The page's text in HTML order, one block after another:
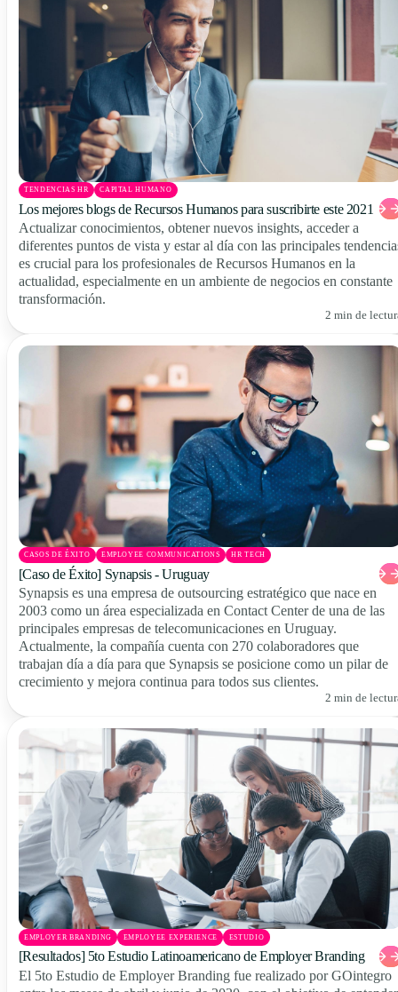
TENDENCIAS HR CAPITAL HUMANO
Los mejores blogs de Recursos Humanos para suscribirte este 2021
Actualizar conocimientos, obtener nuevos insights, acceder a
diferentes puntos de vista y estar al día con las principales
es crucial para los profesionales de Recursos Humanos en la
actualidad, especialmente en un ambiente de negocios en constante
transformación.
2 min de
CASOS DE ÉXITO EMPLOYEE COMMUNICATIONS HR TECH
[Caso de Éxito] Synapsis - Uruguay
Synapsis es una empresa de outsourcing estratégico que nace en
2003 como un área especializada en Contact Center de una de las
principales empresas de telecomunicaciones en Uruguay.
Actualmente, la compañía cuenta con 270 colaboradores que
trabajan día a día para que Synapsis se posicione como un pilar de
crecimiento y mejora continua para todos sus clientes.
2 min de
EMPLOYER BRANDING EMPLOYEE EXPERIENCE ESTUDIO
[Resultados] 5to Estudio Latinoamericano de Employer Branding
El 5to Estudio de Employer Branding fue realizado por GOintegro